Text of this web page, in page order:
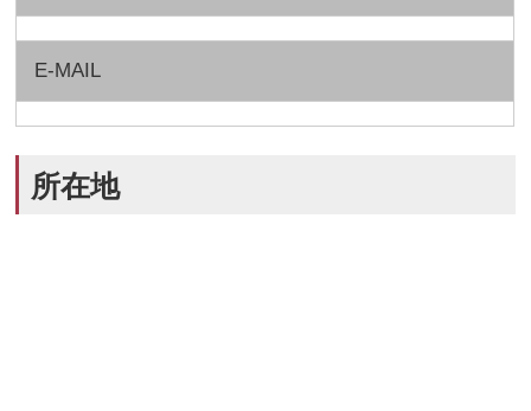
E-MAIL
所在地